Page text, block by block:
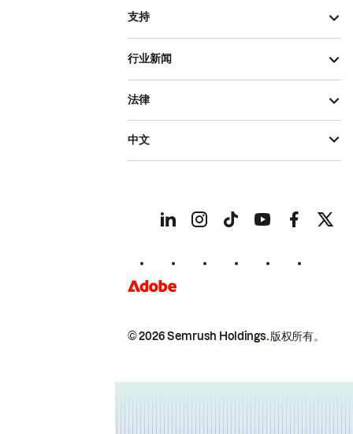
支持
行业新闻
© 2026 Semrush Holdings.版权所有。
法律
中文